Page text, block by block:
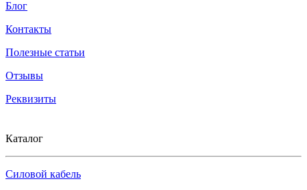
Блог
Контакты
Полезные статьи
Отзывы
Реквизиты
Каталог
Силовой кабель